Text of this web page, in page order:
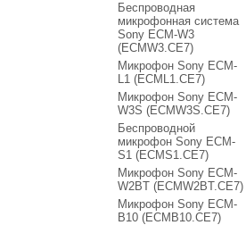
Беспроводная
микрофонная система
Sony ECM-W3
(ECMW3.CE7)
Микрофон Sony ECM-
L1 (ECML1.CE7)
Микрофон Sony ECM-
W3S (ECMW3S.CE7)
Беспроводной
микрофон Sony ECM-
S1 (ECMS1.CE7)
Микрофон Sony ECM-
W2BT (ECMW2BT.CE7)
Микрофон Sony ECM-
B10 (ECMB10.CE7)